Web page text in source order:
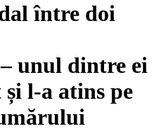
între doi
unul dintre ei
l-a atins pe